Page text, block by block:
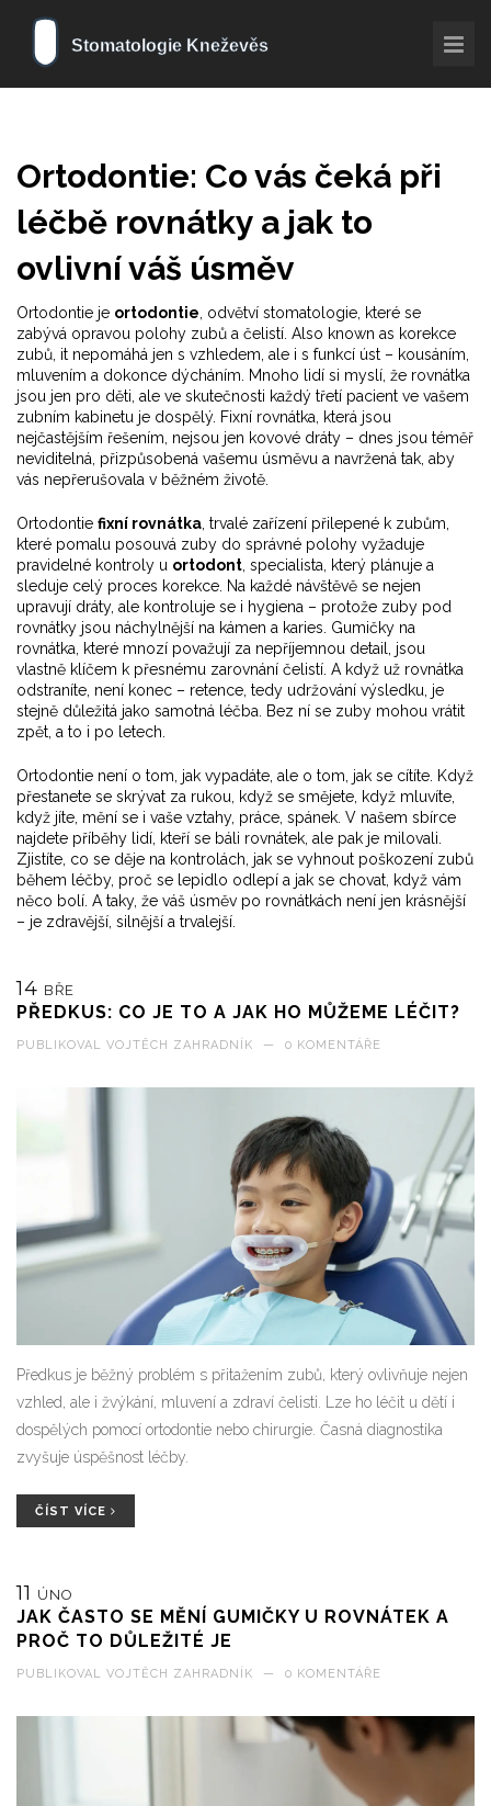
Ortodontie: Co vás čeká při
léčbě rovnátky a jak to
ovlivní váš úsměv
Ortodontie je ortodontie odvětví stomatologie, které se
zabývá opravou polohy zubů a čelistí . Also known as korekce
zubů , it nepomáhá jen s vzhledem, ale i s funkcí úst – kousáním,
mluvením a dokonce dýcháním
Mnoho lidí si myslí, že rovnátka
jsou jen pro děti, ale ve skutečnosti každý třetí pacient ve vašem
zubním kabinetu je dospělý. Fixní rovnátka, která jsou
nejčastějším řešením, nejsou jen kovové dráty – dnes jsou téměř
neviditelná, přizpůsobená vašemu úsměvu a navržená tak, aby
vás nepřerušovala v běžném životě.
Ortodontie fixní rovnátka trvalé zařízení přilepené k zubům,
které pomalu posouvá zuby do správné polohy vyžaduje
pravidelné kontroly u ortodont specialista, který plánuje a
sleduje celý proces korekce . Na každé návštěvě se nejen
upravují dráty, ale kontroluje se i hygiena – protože zuby pod
rovnátky jsou náchylnější na kámen a karies. Gumičky na
rovnátka, které mnozí považují za nepříjemnou detail, jsou
vlastně klíčem k přesnému zarovnání čelistí. A když už rovnátka
odstraníte, není konec – retence, tedy udržování výsledku, je
stejně důležitá jako samotná léčba. Bez ní se zuby mohou vrátit
zpět, a to i po letech.
Ortodontie není o tom, jak vypadáte, ale o tom, jak se cítíte. Když
přestanete se skrývat za rukou, když se smějete, když mluvíte,
když jíte, mění se i vaše vztahy, práce, spánek. V našem sbírce
najdete příběhy lidí, kteří se báli rovnátek, ale pak je milovali.
Zjistíte, co se děje na kontrolách, jak se vyhnout poškození zubů
během léčby, proč se lepidlo odlepí a jak se chovat, když vám
něco bolí. A taky, že váš úsměv po rovnátkách není jen krásnější
– je zdravější, silnější a trvalejší.
14 BŘE
PŘEDKUS: CO JE TO A JAK HO MŮŽEME LÉČIT?
PUBLIKOVAL VOJTĚCH ZAHRADNÍK — 0 KOMENTÁŘE
Předkus je běžný problém s přitažením zubů, který ovlivňuje nejen
vzhled, ale i žvýkání, mluvení a zdraví čelisti. Lze ho léčit u dětí i
dospělých pomocí ortodontie nebo chirurgie. Časná diagnostika
zvyšuje úspěšnost léčby.
ČÍST VÍCE
11 ÚNO
JAK ČASTO SE MĚNÍ GUMIČKY U ROVNÁTEK A
PROČ TO DŮLEŽITÉ JE
PUBLIKOVAL VOJTĚCH ZAHRADNÍK — 0 KOMENTÁŘE